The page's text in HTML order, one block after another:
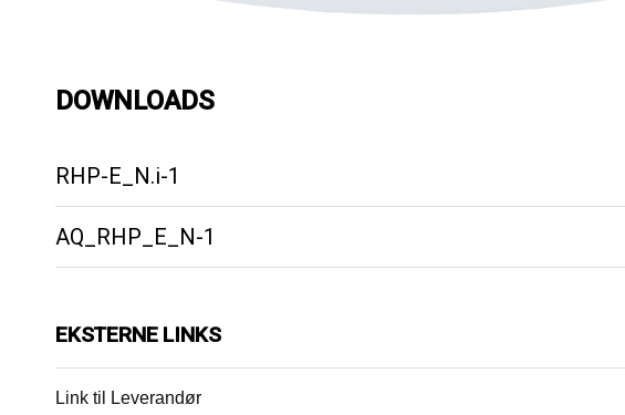
DOWNLOADS
RHP-E_N.i-1
AQ_RHP_E_N-1
EKSTERNE LINKS
Link til Leverandør